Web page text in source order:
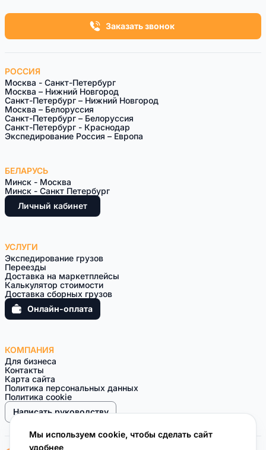
Заказать звонок
РОССИЯ
Москва - Санкт-Петербург
Москва – Нижний Новгород
Санкт-Петербург – Нижний Новгород
Москва – Белоруссия
Санкт-Петeрбург – Белоруссия
Санкт-Петербург - Краснодар
Экспедирование Россия – Европа
БЕЛАРУСЬ
Минск - Москва
Минск - Санкт Петербург
Личный кабинет
УСЛУГИ
Экспедирование грузов
Переезды
Доставка на маркетплейсы
Калькулятор стоимости
Доставка сборных грузов
Онлайн-оплата
КОМПАНИЯ
Для бизнеса
Контакты
Карта сайта
Политика персональных данных
Политика cookie
Написать руководству
Мы используем cookie, чтобы сделать сайт
удобнее